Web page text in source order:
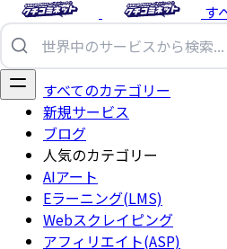
す
すべてのカテゴリー
新規サービス
ブログ
人気のカテゴリー
AIアート
Eラーニング(LMS)
Webスクレイピング
アフィリエイト(ASP)